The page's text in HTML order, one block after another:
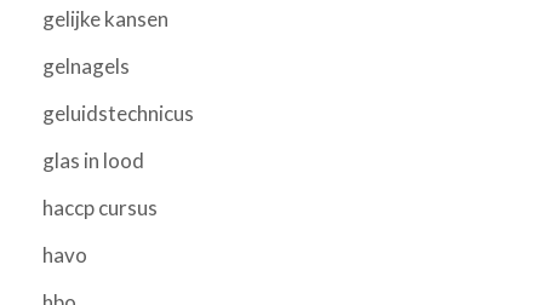
gelijke kansen
gelnagels
geluidstechnicus
glas in lood
haccp cursus
havo